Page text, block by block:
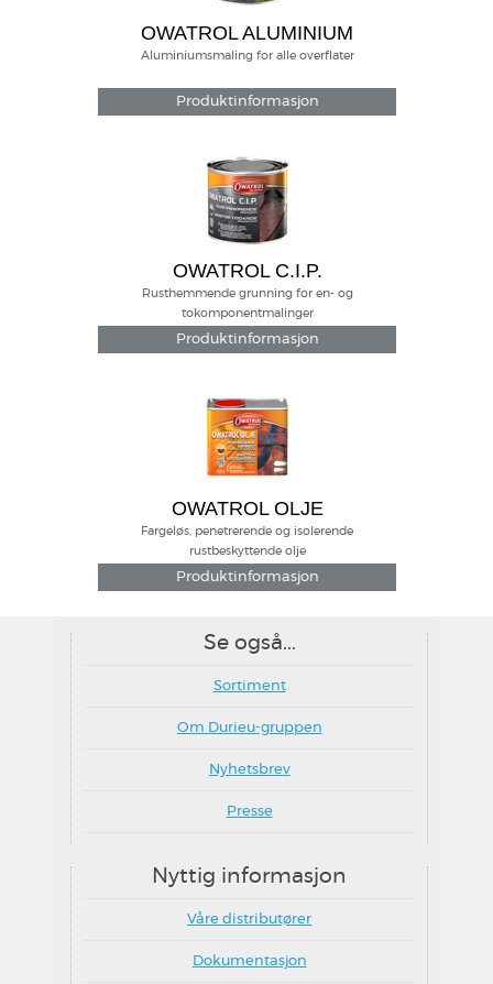
OWATROL ALUMINIUM
Aluminiumsmaling for alle overflater
Produktinformasjon
OWATROL C.I.P.
Rusthemmende grunning for en- og
tokomponentmalinger
Produktinformasjon
OWATROL OLJE
Fargeløs, penetrerende og isolerende
rustbeskyttende olje
Produktinformasjon
Se også...
Sortiment
Om Durieu-gruppen
Nyhetsbrev
Presse
Nyttig informasjon
Våre distributører
Dokumentasjon